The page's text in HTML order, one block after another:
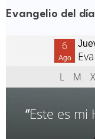
Evangelio del día